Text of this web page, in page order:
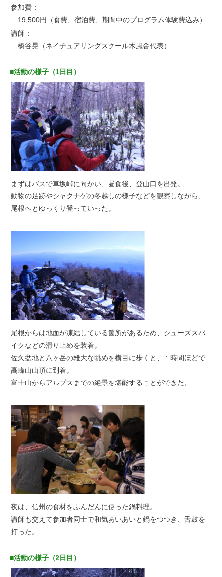
参加費：
19,500円（食費、宿泊費、期間中のプログラム体験費込み）
講師：
橋谷晃（ネイチュアリングスクール木風舎代表）
■活動の様子（1日目）
まずはバスで車坂峠に向かい、昼食後、登山口を出発。
動物の足跡やシャクナゲの冬越しの様子などを観察しながら、
尾根へとゆっくり登っていった。
尾根からは地面が凍結している箇所があるため、シューズスパ
イクなどの滑り止めを装着。
佐久盆地と八ヶ岳の雄大な眺めを横目に歩くと、１時間ほどで
高峰山山頂に到着。
富士山からアルプスまでの絶景を堪能することができた。
夜は、信州の食材をふんだんに使った鍋料理。
講師も交えて参加者同士で和気あいあいと鍋をつつき、舌鼓を
打った。
■活動の様子（2日目）